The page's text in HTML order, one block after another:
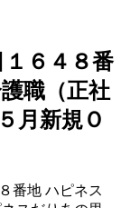
１６４８番
職（正社
月新規Ｏ
番地 ハピネス